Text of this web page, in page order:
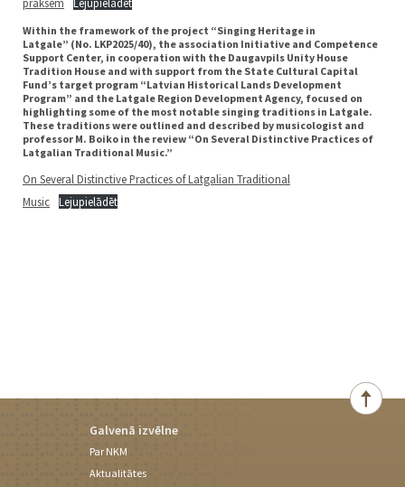
Within the framework of the project “Singing Heritage in
Latgale” (No. LKP2025/40), the association Initiative and Competence
Support Center, in cooperation with the Daugavpils Unity House
Tradition House and with support from the State Cultural Capital
Fund’s target program “Latvian Historical Lands Development
Program” and the Latgale Region Development Agency, focused on
highlighting some of the most notable singing traditions in Latgale.
These traditions were outlined and described by musicologist and
professor M. Boiko in the review “On Several Distinctive Practices of
Latgalian Traditional Music.”
On Several Distinctive Practices of Latgalian Traditional
Music
Lejupielādēt
Galvenā izvēlne
Par NKM
Aktualitātes